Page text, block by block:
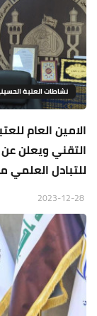
نشاطات العتبة
الامين العام
التقني ويعلن
للتبادل العلمي